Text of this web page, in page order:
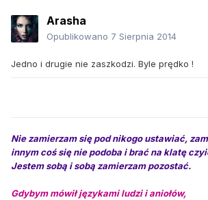
Arasha
Opublikowano 7 Sierpnia 2014
Jedno i drugie nie zaszkodzi. Byle prędko !
Nie zamierzam się pod nikogo ustawiać,
innym coś się nie podoba i brać na klatę
Jestem sobą i sobą zamierzam pozostać.
Gdybym mówił językami ludzi i aniołów,